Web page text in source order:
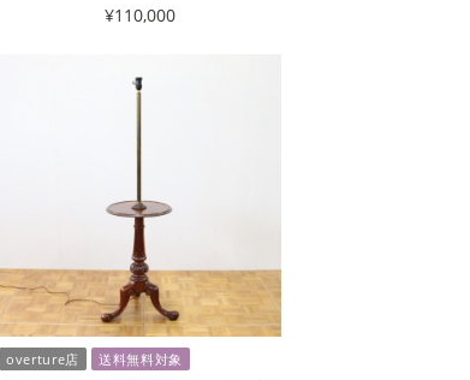
¥110,000
overture店 送料無料対象